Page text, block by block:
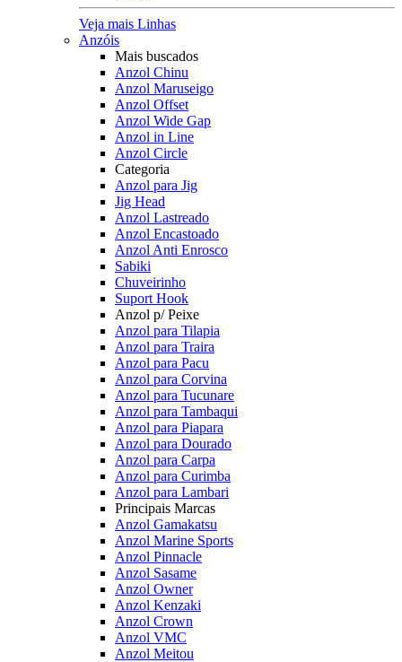
Veja mais Linhas
Anzóis
Mais buscados
Anzol Chinu
Anzol Maruseigo
Anzol Offset
Anzol Wide Gap
Anzol in Line
Anzol Circle
Categoria
Anzol para Jig
Jig Head
Anzol Lastreado
Anzol Encastoado
Anzol Anti Enrosco
Sabiki
Chuveirinho
Suport Hook
Anzol p/ Peixe
Anzol para Tilapia
Anzol para Traira
Anzol para Pacu
Anzol para Corvina
Anzol para Tucunare
Anzol para Tambaqui
Anzol para Piapara
Anzol para Dourado
Anzol para Carpa
Anzol para Curimba
Anzol para Lambari
Principais Marcas
Anzol Gamakatsu
Anzol Marine Sports
Anzol Pinnacle
Anzol Sasame
Anzol Owner
Anzol Kenzaki
Anzol Crown
Anzol VMC
Anzol Meitou